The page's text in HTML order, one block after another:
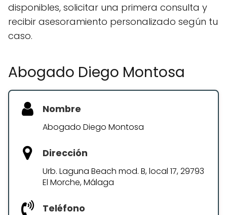
disponibles, solicitar una primera consulta y
recibir asesoramiento personalizado según tu
caso.
Abogado Diego Montosa
Nombre
Abogado Diego Montosa
Dirección
Urb. Laguna Beach mod. B, local 17, 29793
El Morche, Málaga
Teléfono